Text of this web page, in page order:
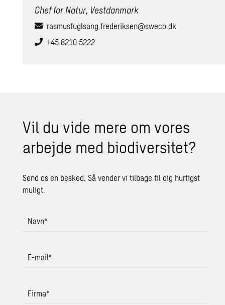
Chef for Natur, Vestdanmark
rasmusfuglsang.frederiksen@sweco.dk
+45 8210 5222
Vil du vide mere om vores
arbejde med biodiversitet?
Send os en besked. Så vender vi tilbage til dig hurtigst
muligt.
Navn*
E-mail*
Firma*